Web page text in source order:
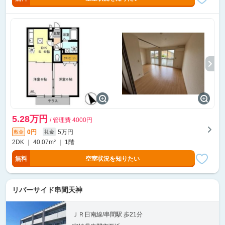
5.28万円 / 管理費 4000円
敷金 0円 礼金
5万円
2DK ｜ 40.07m² ｜ 1階
無料 空室状況を知りたい
リバーサイド串間天神
ＪＲ日南線/串間駅 歩21分